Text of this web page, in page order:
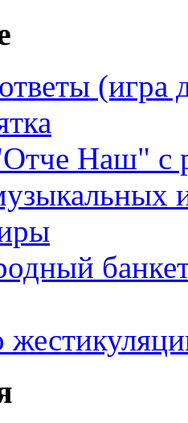
(игра
Наш" с